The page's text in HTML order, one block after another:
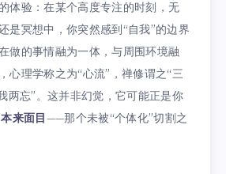
体验：在某个高度专注的时刻，无
是冥想中，你突然感到“自我”的边界
做的事情融为一体，与周围环境融
心理学称之为“心流”，禅修谓之“三
两忘”。这并非幻觉，它可能正是你
本来面目 ——那个未被“个体化”切割之